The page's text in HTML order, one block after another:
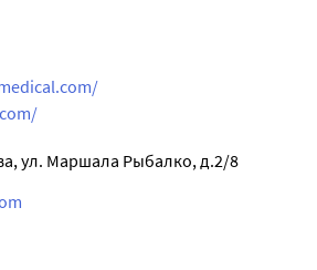
с казеином, обеспечивает
пищеварение.
масел.
раннего возраста
вскармливание.